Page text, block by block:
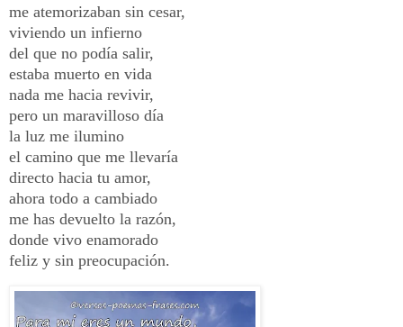
me atemorizaban sin cesar,
viviendo un infierno
del que no podía salir,
estaba muerto en vida
nada me hacia revivir,
pero un maravilloso día
la luz me ilumino
el camino que me llevaría
directo hacia tu amor,
ahora todo a cambiado
me has devuelto la razón,
donde vivo enamorado
feliz y sin preocupación.